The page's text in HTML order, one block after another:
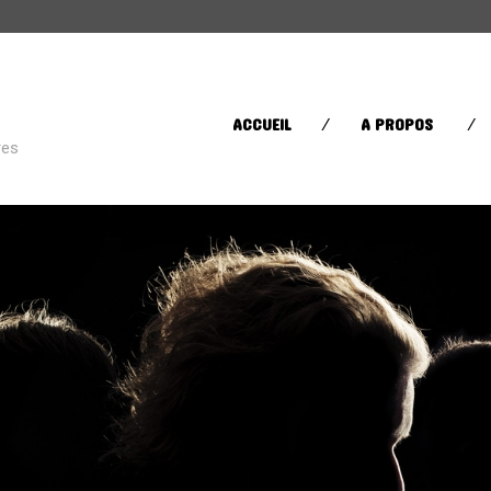
CATÉGORIES
Toys in the Attic
ÉTIQUETTES
AFROBEAT
BRITPOP
CONTEMPORAIN
ACCUEIL A PROPOS